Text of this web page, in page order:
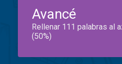
Avancé
Rellenar 111 palabras al
(50%)